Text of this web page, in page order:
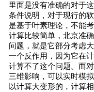
里面是没有准确的对于
条件说明，对于现行的
是基于叶素理论，不能
计算比较简单，北京准
问题，就是它部分考虑
一个反作用，因为它在
计算不了这个问题。而
三维影响，可以实时模
以计算大变形的，计算